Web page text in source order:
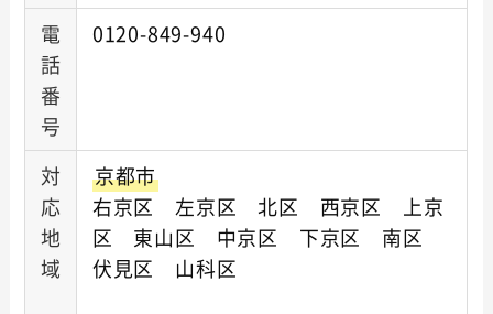
電
話
番
号
0120-849-940
対
応
地
域
京都市
右京区 左京区 北区 西京区 上京
区 東山区 中京区 下京区 南区
伏見区 山科区